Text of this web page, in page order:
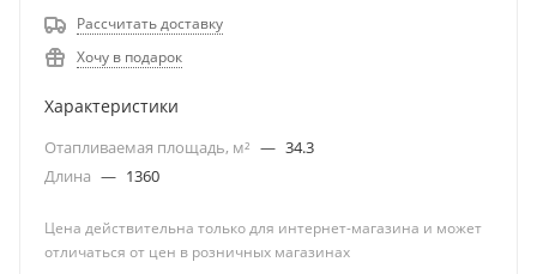
Рассчитать доставку
Хочу в подарок
Характеристики
Отапливаемая площадь, м² — 34.3
Длина — 1360
Цена действительна только для интернет-магазина и может
отличаться от цен в розничных магазинах